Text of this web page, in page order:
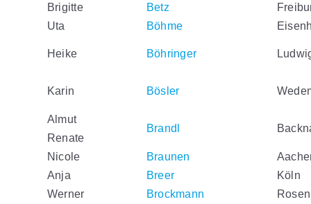
Brigitte
Betz
Uta
Böhme
Heike Böhringer
Karin Bösler
Almut
Renate
Brandl
Nicole Braunen
Anja
Breer
Köln
Werner
Brockmann